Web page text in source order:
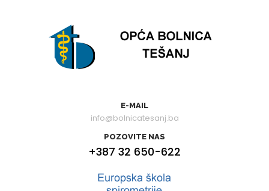
E-MAIL
info@bolnicatesanj.ba
POZOVITE NAS
+387 32 650-622